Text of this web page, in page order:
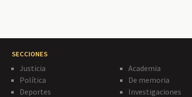
SECCIONES
Justicia
Política
Deportes
Academia
De memoria
Investigaciones